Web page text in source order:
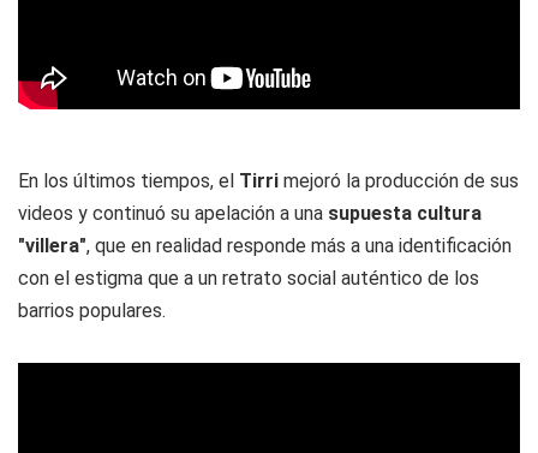
En los últimos tiempos, el Tirri mejoró la producción de sus
videos y continuó su apelación a una supuesta cultura
"villera", que en realidad responde más a una identificación
con el estigma que a un retrato social auténtico de los
barrios populares.